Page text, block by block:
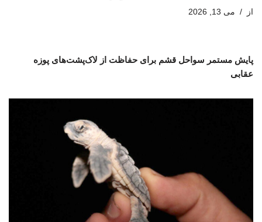
از می 13, 2026
پایش مستمر سواحل قشم برای حفاظت از لاک‌پشت‌های پوزه
عقابی